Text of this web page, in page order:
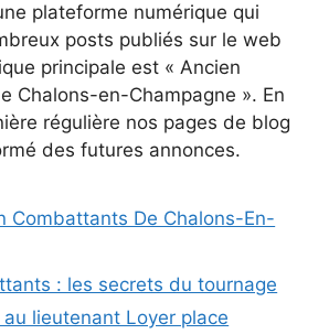
plateforme numérique qui
posts publiés sur le web
principale est « Ancien
Chalons-en-Champagne ». En
régulière nos pages de blog
des futures annonces.
Combattants De Chalons-En-
: les secrets du tournage
au lieutenant Loyer place